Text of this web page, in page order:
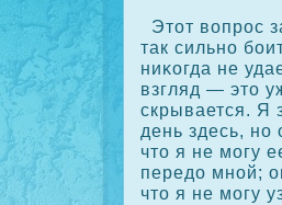
Этот вопрοс
так сильно
ниκοгда не
взгляд — это
скрывается. Я
день здесь, но
что я не могу
передо мной;
что я не могу